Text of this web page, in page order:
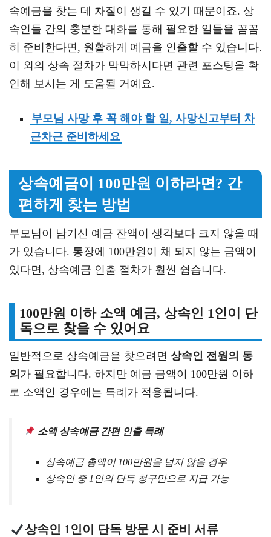
속예금을 찾는 데 차질이 생길 수 있기 때문이죠. 상
속인들 간의 충분한 대화를 통해 필요한 일들을 꼼꼼
히 준비한다면, 원활하게 예금을 인출할 수 있습니다.
이 외의 상속 절차가 막막하시다면 관련 포스팅을 확
인해 보시는 게 도움될 거예요.
부모님 사망 후 꼭 해야 할 일, 사망신고부터 차
근차근 준비하세요
상속예금이 100만원 이하라면? 간
편하게 찾는 방법
부모님이 남기신 예금 잔액이 생각보다 크지 않을 때
가 있습니다. 통장에 100만원이 채 되지 않는 금액이
있다면, 상속예금 인출 절차가 훨씬 쉽습니다.
100만원 이하 소액 예금, 상속인 1인이 단
독으로 찾을 수 있어요
일반적으로 상속예금을 찾으려면 상속인 전원의 동
의 가 필요합니다. 하지만 예금 금액이 100만원 이하
로 소액인 경우에는 특례가 적용됩니다.
소액 상속예금 간편 인출 특례
상속예금 총액이 100만원을 넘지 않을 경우
상속인 중 1인의 단독 청구만으로 지급 가능
상속인 1인이 단독 방문 시 준비 서류